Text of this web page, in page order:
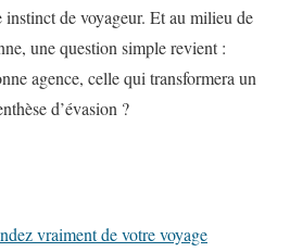
de voyageur. Et au milieu de
une question simple revient :
agence, celle qui transformera un
d’évasion ?
vraiment de votre voyage